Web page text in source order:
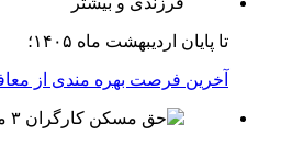
تا پایان اردیبهشت ماه ۱۴۰۵؛
آخرین فرصت بهره مندی از